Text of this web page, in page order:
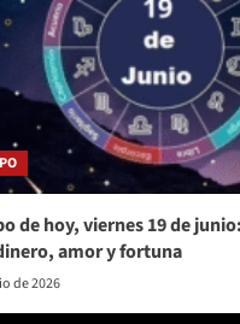
de hoy, viernes 19 de
amor y fortuna
de 2026